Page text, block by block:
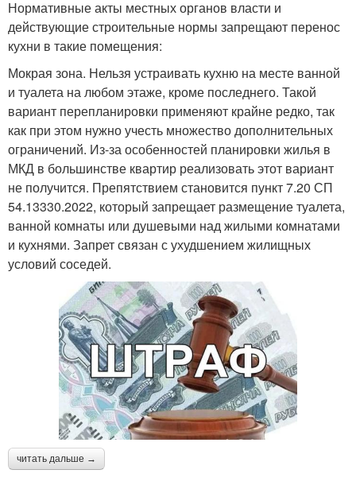
Нормативные акты местных органов власти и
действующие строительные нормы запрещают перенос
кухни в такие помещения:
Мокрая зона. Нельзя устраивать кухню на месте ванной
и туалета на любом этаже, кроме последнего. Такой
вариант перепланировки применяют крайне редко, так
как при этом нужно учесть множество дополнительных
ограничений. Из-за особенностей планировки жилья в
МКД в большинстве квартир реализовать этот вариант
не получится. Препятствием становится пункт 7.20 СП
54.13330.2022, который запрещает размещение туалета,
ванной комнаты или душевыми над жилыми комнатами
и кухнями. Запрет связан с ухудшением жилищных
условий соседей.
читать дальше →